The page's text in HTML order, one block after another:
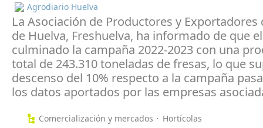
Agrodiario Huelva
La Asociación de Productores y Exportadores
de Huelva, Freshuelva, ha informado de que
culminado la campaña 2022-2023 con una
total de 243.310 toneladas de fresas, lo que
descenso del 10% respecto a la campaña
los datos aportados por las empresas
Comercialización y mercados
Hortícolas